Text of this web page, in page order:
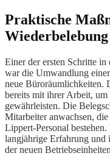
Praktische
Wiederbelebung
Einer der ersten Schritte in
war die Umwandlung
neue Büroräumlichkeiten.
bereits mit ihrer Arbeit,
gewährleisten. Die
Mitarbeiter anwachsen,
Lippert-Personal
langjährige Erfahrung und
der neuen